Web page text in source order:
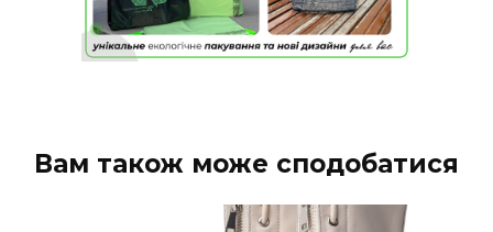
Вам також може сподобатися